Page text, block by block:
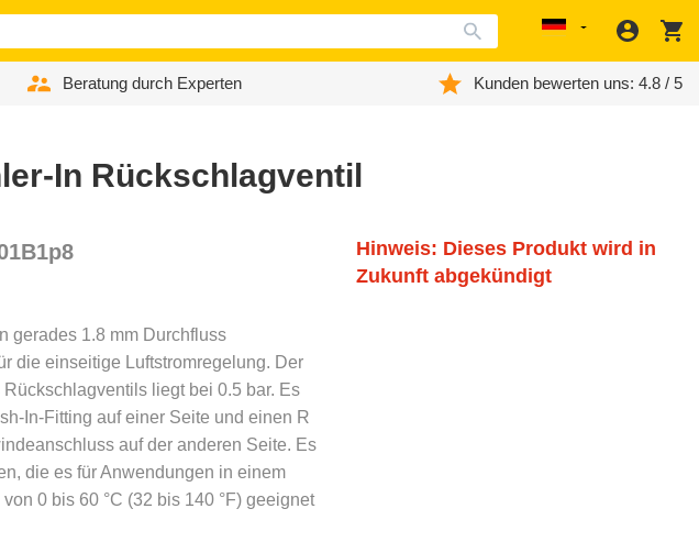
Localization
Beratung durch Experten Kunden bewerten uns: 4.8 / 5
In Rückschlagventil
gerades 1.8 mm Durchfluss
die einseitige Luftstromregelung. Der
liegt bei 0.5 bar. Es
In-Fitting auf einer Seite und einen R
auf der anderen Seite. Es
die es für Anwendungen in einem
0 bis 60 °C (32 bis 140 °F) geeignet
Hinweis: Dieses Produkt wird in
Zukunft abgekündigt